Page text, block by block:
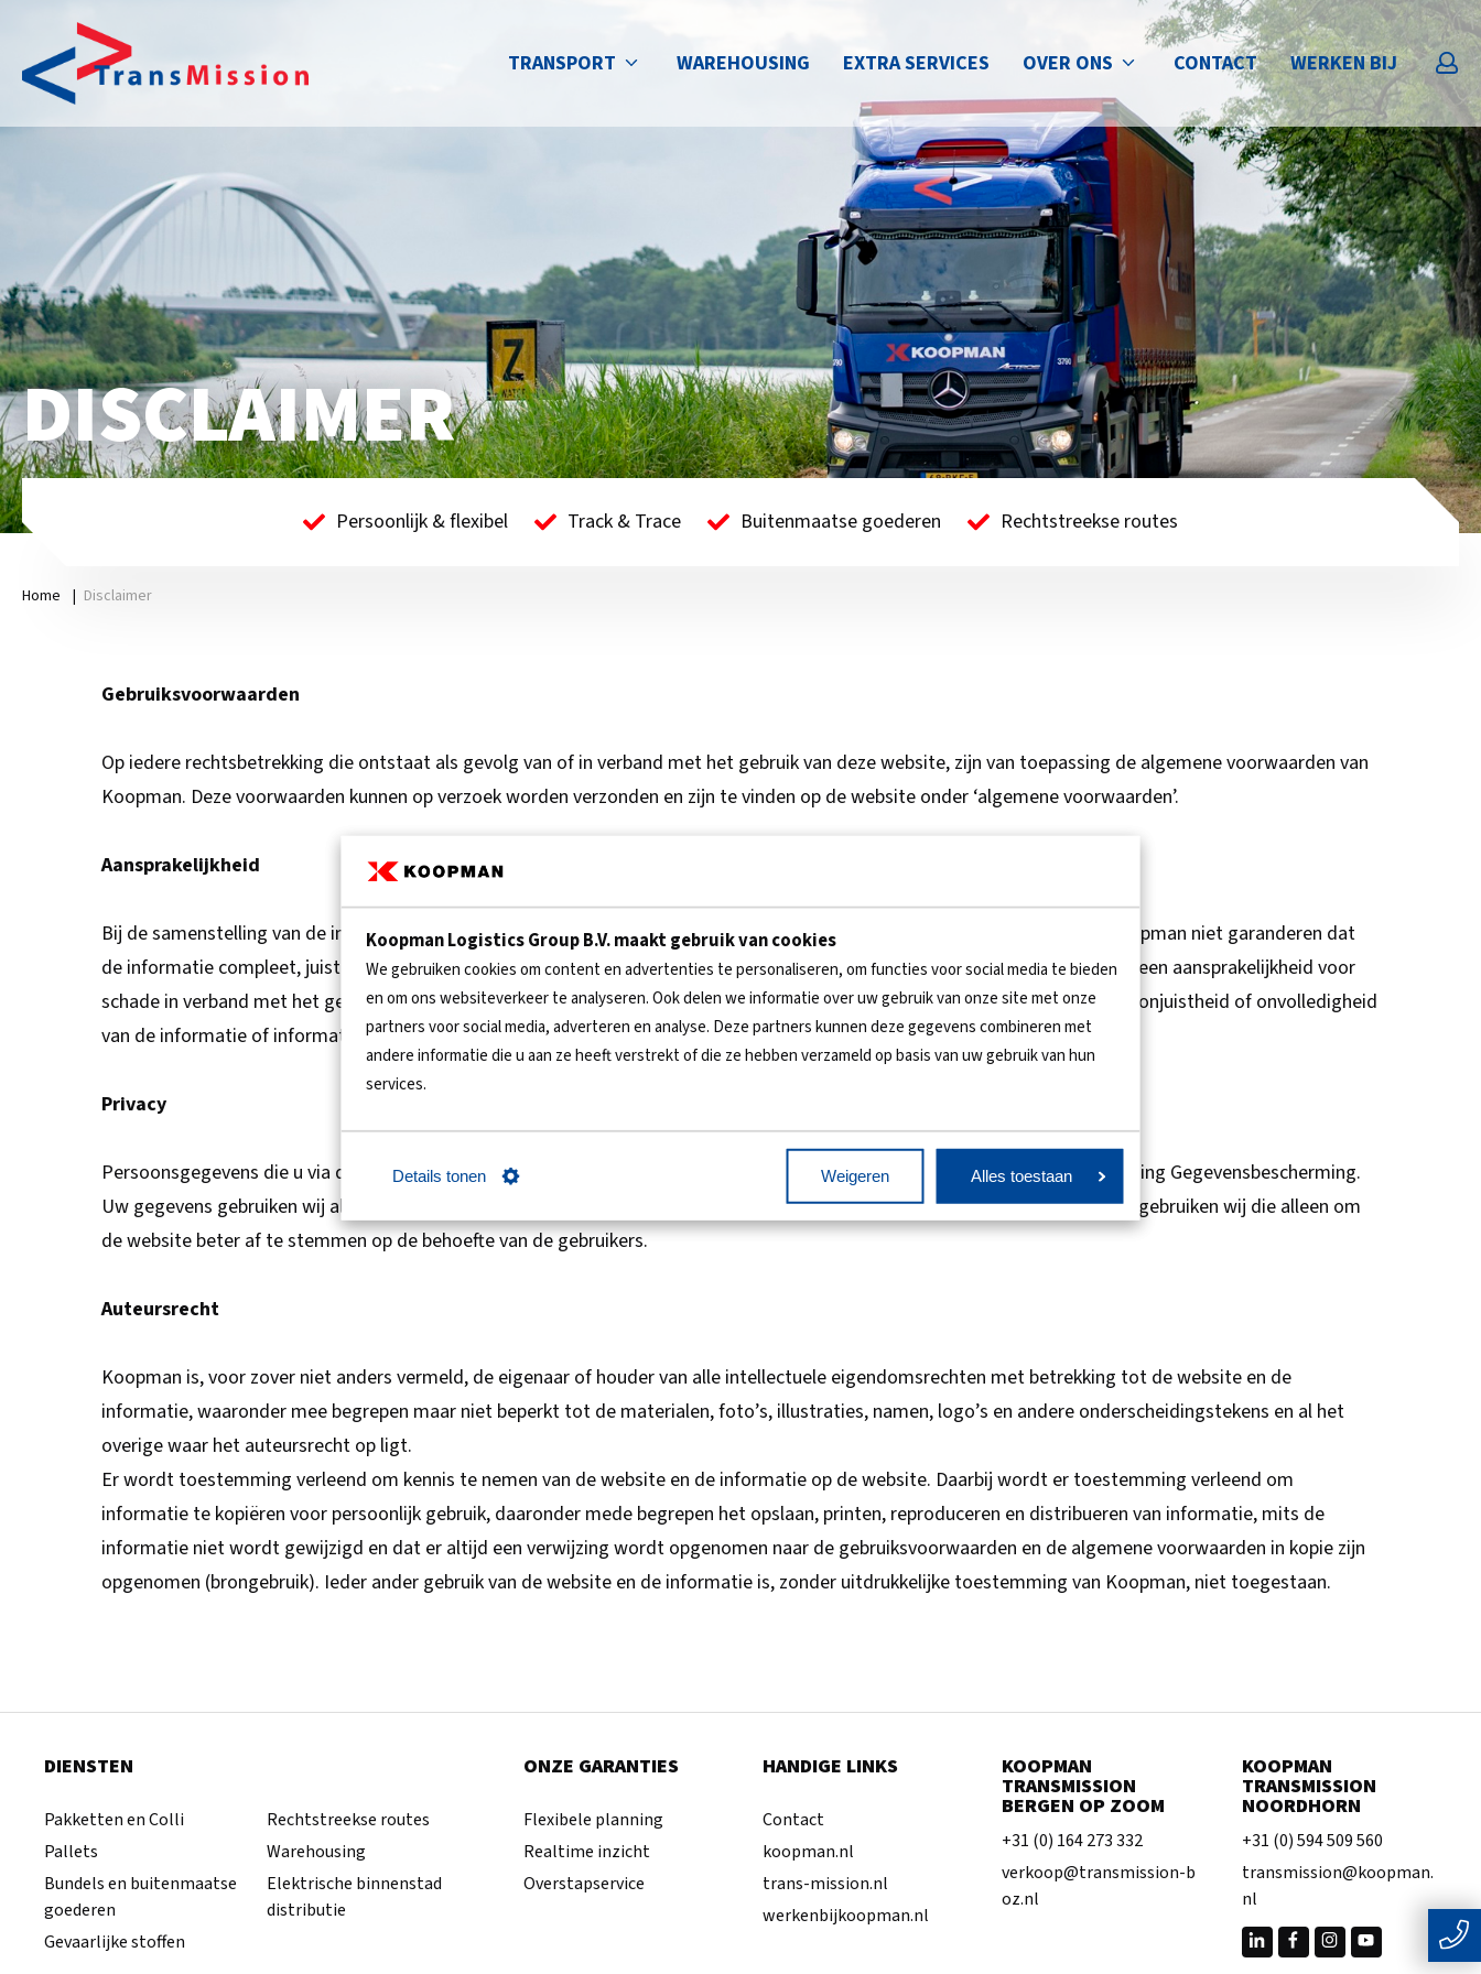
Koopman Logistics Group B.V. maakt gebruik van cookies
We gebruiken cookies om content en advertenties te personaliseren, om functies voor social media te bieden
en om ons websiteverkeer te analyseren. Ook delen we informatie over uw gebruik van onze site met onze
partners voor social media, adverteren en analyse. Deze partners kunnen deze gegevens combineren met
andere informatie die u aan ze heeft verstrekt of die ze hebben verzameld op basis van uw gebruik van hun
services.
Details tonen Weigeren Alles toestaan
TRANSPORT WAREHOUSING EXTRA SERVICES OVER ONS CONTACT WERKEN BIJ
DISCLAIMER
Persoonlijk & flexibel Track & Trace Buitenmaatse goederen Rechtstreekse routes
Home | Disclaimer
Gebruiksvoorwaarden
Op iedere rechtsbetrekking die ontstaat als gevolg van of in verband met het gebruik van deze website, zijn van toepassing de algemene voorwaarden van
Koopman. Deze voorwaarden kunnen op verzoek worden verzonden en zijn te vinden op de website onder ‘algemene voorwaarden’.
Aansprakelijkheid
Bij de samenstelling van de informatie op deze website is de grootst mogelijke voorzichtigheid betracht. Desondanks kan Koopman niet garanderen dat
de informatie compleet, juist of accuraat is. Via deze website bieden wij toegang naar andere websites. Koopman aanvaardt geen aansprakelijkheid voor
schade in verband met het gebruik van de website en de informatie, daaronder begrepen schade veroorzaakt door virussen of onjuistheid of onvolledigheid
van de informatie of informatie op de website die verwijst naar een andere website.
Privacy
Persoonsgegevens die u via deze website aan ons verstrekt worden verwerkt conform de vereisten van de Algemene Verordening Gegevensbescherming.
Uw gegevens gebruiken wij alleen voor het doel waarvoor u ze heeft achtergelaten. Indien wij informatiedoelen bijhouden dan gebruiken wij die alleen om
de website beter af te stemmen op de behoefte van de gebruikers.
Auteursrecht
Koopman is, voor zover niet anders vermeld, de eigenaar of houder van alle intellectuele eigendomsrechten met betrekking tot de website en de
informatie, waaronder mee begrepen maar niet beperkt tot de materialen, foto’s, illustraties, namen, logo’s en andere onderscheidingstekens en al het
overige waar het auteursrecht op ligt.
Er wordt toestemming verleend om kennis te nemen van de website en de informatie op de website. Daarbij wordt er toestemming verleend om
informatie te kopiëren voor persoonlijk gebruik, daaronder mede begrepen het opslaan, printen, reproduceren en distribueren van informatie, mits de
informatie niet wordt gewijzigd en dat er altijd een verwijzing wordt opgenomen naar de gebruiksvoorwaarden en de algemene voorwaarden in kopie zijn
opgenomen (brongebruik). Ieder ander gebruik van de website en de informatie is, zonder uitdrukkelijke toestemming van Koopman, niet toegestaan.
DIENSTEN
Pakketten en Colli
Pallets
Bundels en buitenmaatse
goederen
Gevaarlijke stoffen
Rechtstreekse routes
Warehousing
Elektrische binnenstad
distributie
ONZE GARANTIES
Flexibele planning
Realtime inzicht
Overstapservice
HANDIGE LINKS
Contact
koopman.nl
trans-mission.nl
werkenbijkoopman.nl
KOOPMAN
TRANSMISSION
BERGEN OP ZOOM
+31 (0) 164 273 332
verkoop@transmission-b
oz.nl
KOOPMAN
TRANSMISSION
NOORDHORN
+31 (0) 594 509 560
transmission@koopman.
nl